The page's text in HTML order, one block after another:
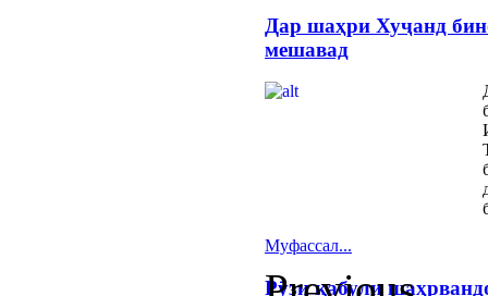
Дар шаҳри Хуҷанд
мешавад
Муфассал...
Рӯзи қабули